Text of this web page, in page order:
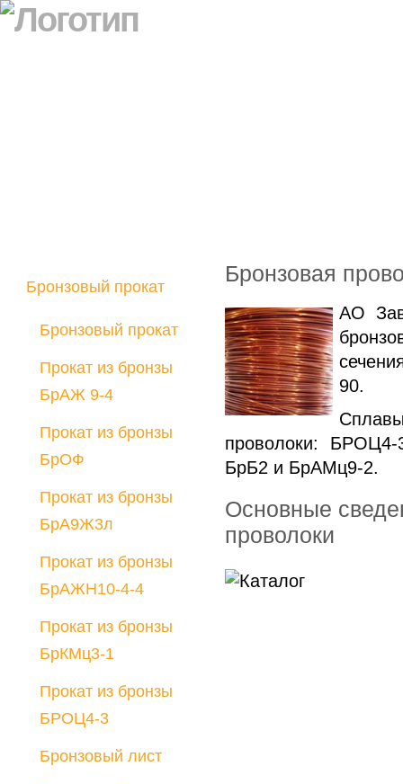
Бронзовый прокат
Бронзовый прокат
Прокат из бронзы
БрАЖ 9-4
Прокат из бронзы
БрОФ
Прокат из бронзы
БрА9Ж3л
Прокат из бронзы
БрАЖН10-4-4
Прокат из бронзы
БрКМц3-1
Прокат из бронзы
БРОЦ4-3
Бронзовый лист
Медно-никелевый
прокат
Никелевый прокат
Разработка
технологии отливки
сплавов по
требованию
Бронзовая
АО
90.
проволоки:
БрБ2 и БрАМц9-2.
Основные
проволоки